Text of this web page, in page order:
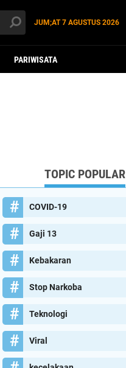
JUM;AT7 AGUSTUS 2026
PARIWISATA
TOPIC POPULAR
COVID-19
Gaji 13
Kebakaran
Stop Narkoba
Teknologi
Viral